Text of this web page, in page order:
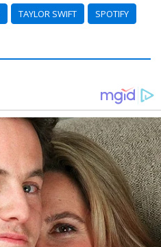
TAYLOR SWIFT SPOTIFY